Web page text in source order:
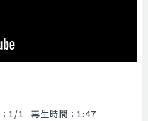
： 1/1 再生時間 ： 1:47